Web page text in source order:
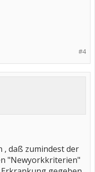
#4
, daß zumindest der
"Newyorkkriterien"